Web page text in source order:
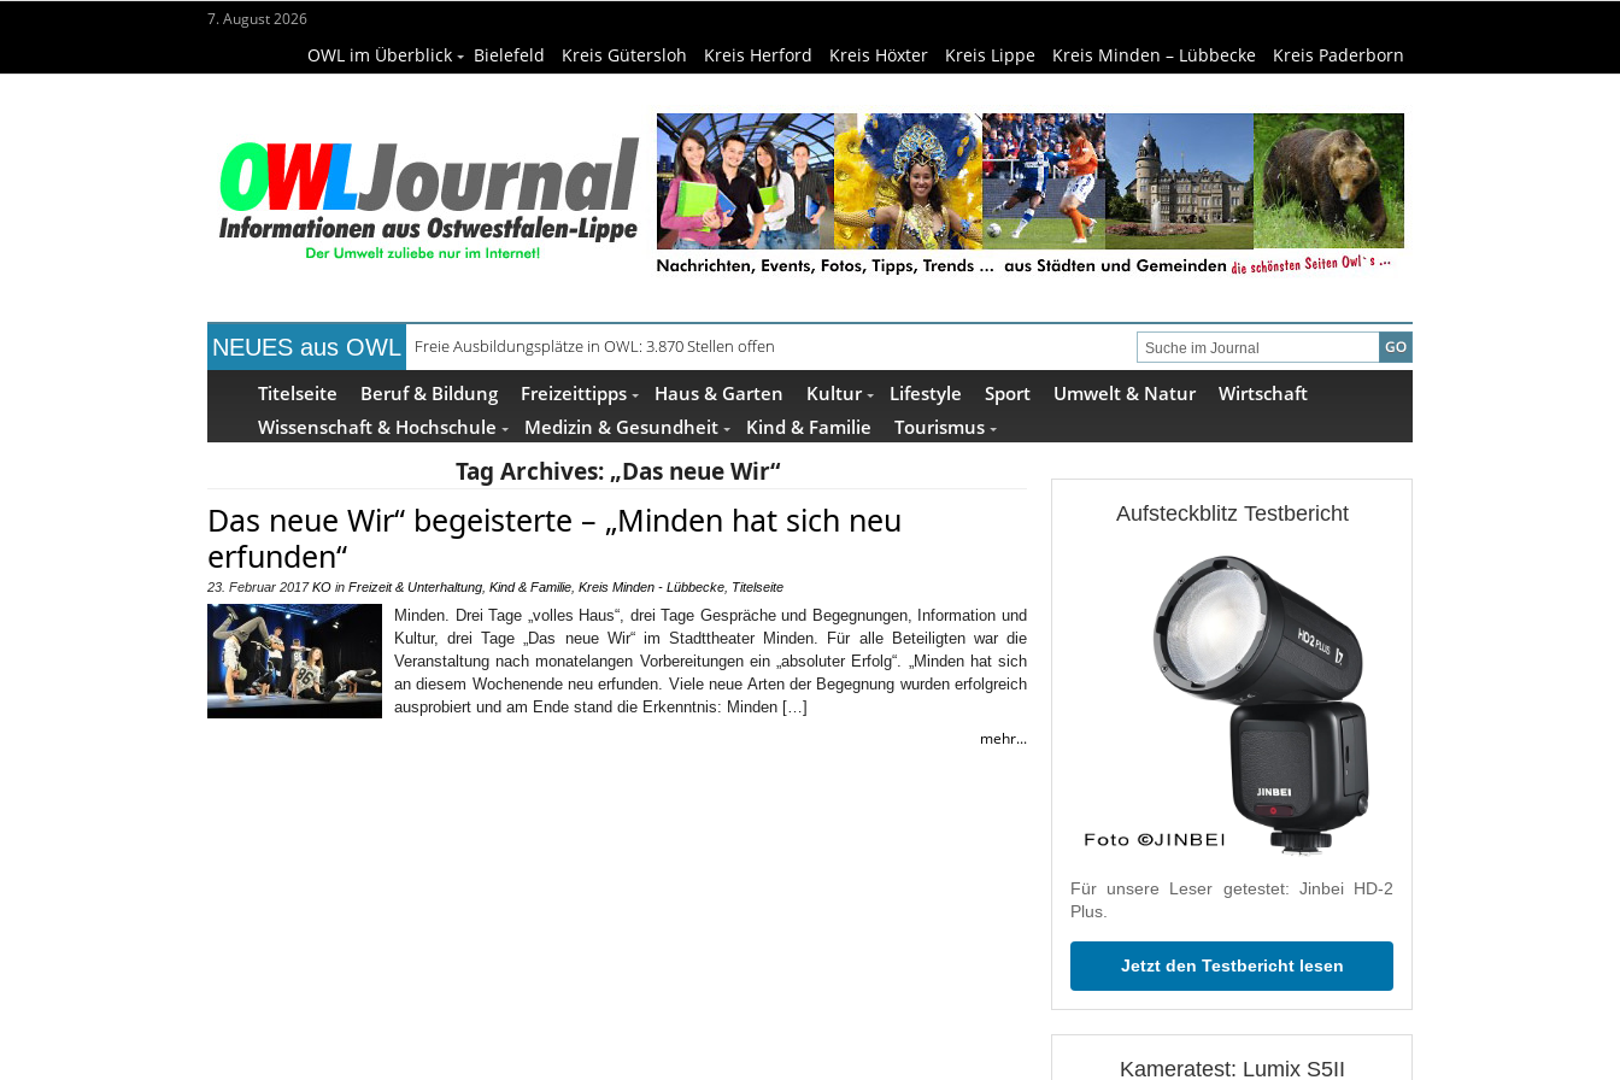
7. August 2026
OWL im Überblick Bielefeld Kreis Gütersloh Kreis Herford Kreis Höxter Kreis Lippe Kreis Minden – Lübbecke Kreis Paderborn
NEUES aus OWL
Freie Ausbildungsplätze in OWL: 3.870 Stellen offen
Recyclingpapier in Küche und Bad schont Ressourcen
Titelseite Beruf & Bildung Freizeittipps Haus & Garten Kultur Lifestyle Sport Umwelt & Natur
Wirtschaft
Wissenschaft & Hochschule
Medizin & Gesundheit Kind & Familie Tourismus
Tag Archives: „Das neue Wir“
Das neue Wir“ begeisterte – „Minden hat sich neu
erfunden“
23. Februar 2017 KO in Freizeit & Unterhaltung Kind & Familie Kreis Minden - Lübbecke Titelseite
Minden. Drei Tage „volles Haus“, drei Tage Gespräche und Begegnungen, Information und
Kultur, drei Tage „Das neue Wir“ im Stadttheater Minden. Für alle Beteiligten war die
Veranstaltung nach monatelangen Vorbereitungen ein „absoluter Erfolg“. „Minden hat sich
an diesem Wochenende neu erfunden. Viele neue Arten der Begegnung wurden erfolgreich
ausprobiert und am Ende stand die Erkenntnis: Minden […]
mehr...
Aufsteckblitz Testbericht
Für unsere Leser getestet: Jinbei HD-2
Plus.
Jetzt den Testbericht lesen
Kameratest: Lumix S5II